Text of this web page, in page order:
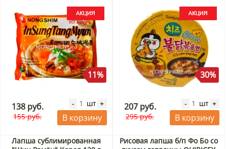
11%
138 руб.
155 руб.
- шт +
В корзину
30%
207 руб.
295 руб.
- шт +
В корзину
Лапша сублимированная
Рисовая лапша б/п Фо Бо со